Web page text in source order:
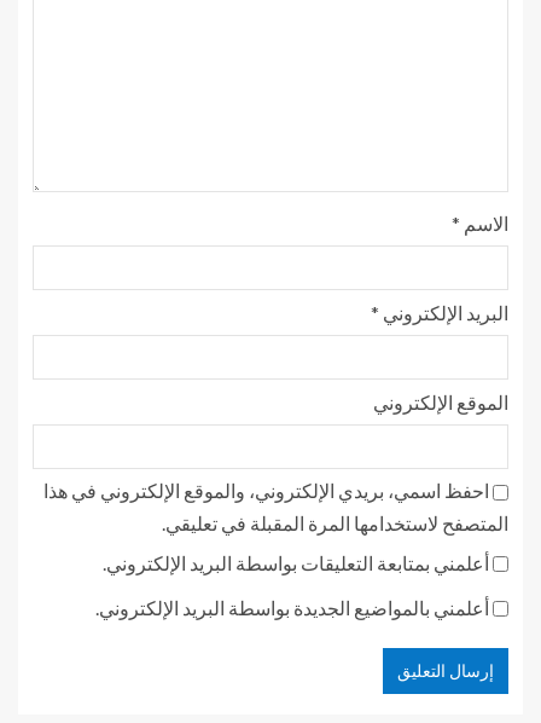
الاسم *
البريد الإلكتروني *
الموقع الإلكتروني
احفظ اسمي، بريدي الإلكتروني، والموقع الإلكتروني في هذا
المتصفح لاستخدامها المرة المقبلة في تعليقي.
أعلمني بمتابعة التعليقات بواسطة البريد الإلكتروني.
أعلمني بالمواضيع الجديدة بواسطة البريد الإلكتروني.